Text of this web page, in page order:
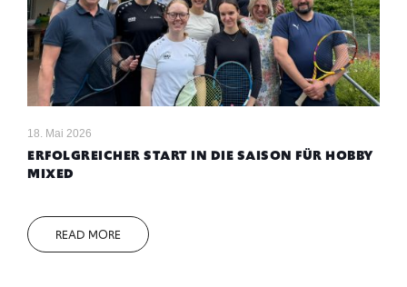
18. Mai 2026
ERFOLGREICHER START IN DIE SAISON FÜR HOBBY
MIXED
READ MORE